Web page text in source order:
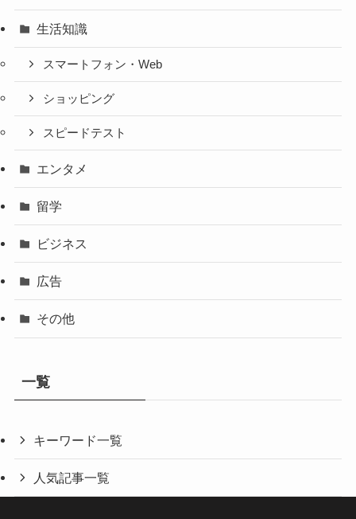
生活知識
スマートフォン・Web
ショッピング
スピードテスト
エンタメ
留学
ビジネス
広告
その他
一覧
キーワード一覧
人気記事一覧